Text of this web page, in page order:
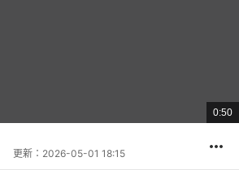
總
共
0:50
更新： 2026-05-01 18:15